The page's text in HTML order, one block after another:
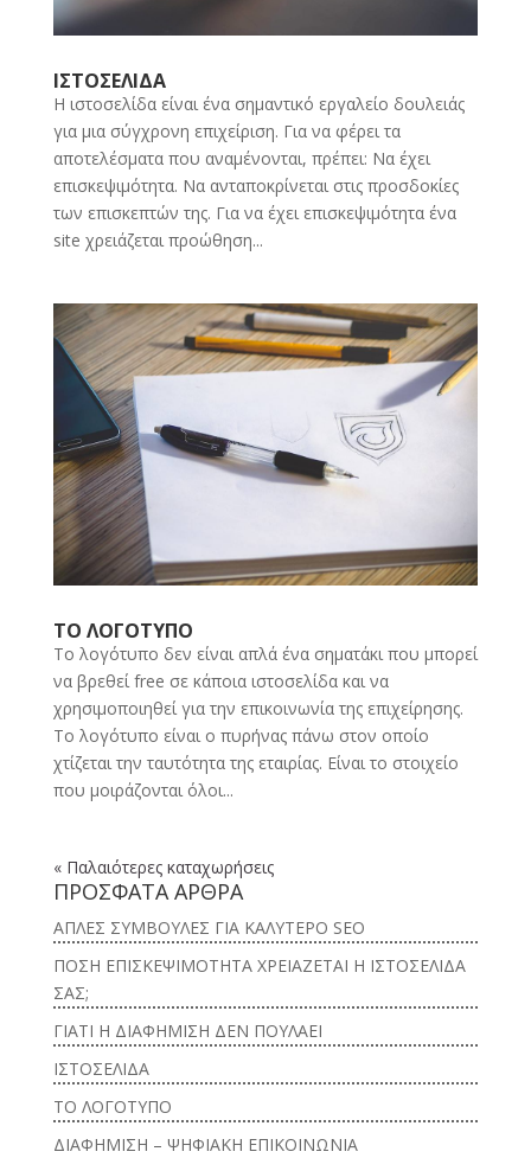
ΙΣΤΟΣΕΛΙΔΑ
Η ιστοσελίδα είναι ένα σημαντικό εργαλείο δουλειάς
για μια σύγχρονη επιχείριση. Για να φέρει τα
αποτελέσματα που αναμένονται, πρέπει: Να έχει
επισκεψιμότητα. Να ανταποκρίνεται στις προσδοκίες
των επισκεπτών της. Για να έχει επισκεψιμότητα ένα
site χρειάζεται προώθηση...
ΤΟ ΛΟΓΟΤΥΠΟ
Το λογότυπο δεν είναι απλά ένα σηματάκι που μπορεί
να βρεθεί free σε κάποια ιστοσελίδα και να
χρησιμοποιηθεί για την επικοινωνία της επιχείρησης.
Το λογότυπο είναι ο πυρήνας πάνω στον οποίο
χτίζεται την ταυτότητα της εταιρίας. Είναι το στοιχείο
που μοιράζονται όλοι...
« Παλαιότερες καταχωρήσεις
ΠΡΟΣΦΑΤΑ ΑΡΘΡΑ
ΑΠΛΕΣ ΣΥΜΒΟΥΛΕΣ ΓΙΑ ΚΑΛΥΤΕΡΟ SEO
ΠΟΣΗ ΕΠΙΣΚΕΨΙΜΟΤΗΤΑ ΧΡΕΙΑΖΕΤΑΙ Η ΙΣΤΟΣΕΛΙΔΑ
ΣΑΣ;
ΓΙΑΤΙ Η ΔΙΑΦΗΜΙΣΗ ΔΕΝ ΠΟΥΛΑΕΙ
ΙΣΤΟΣΕΛΙΔΑ
ΤΟ ΛΟΓΟΤΥΠΟ
ΔΙΑΦΗΜΙΣΗ – ΨΗΦΙΑΚΗ ΕΠΙΚΟΙΝΩΝΙΑ